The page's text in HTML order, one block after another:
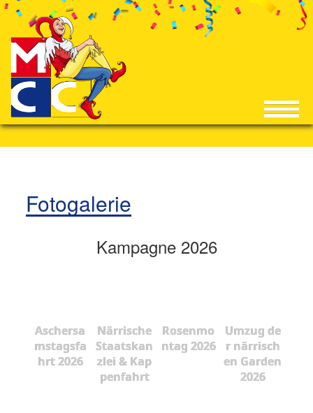
Fotogalerie
Kampagne 2026
Aschersa
mstagsfa
hrt 2026
Närrische
Staatskan
zlei & Kap
penfahrt
Rosenmo
ntag 2026
Umzug de
r närrisch
en Garden
2026